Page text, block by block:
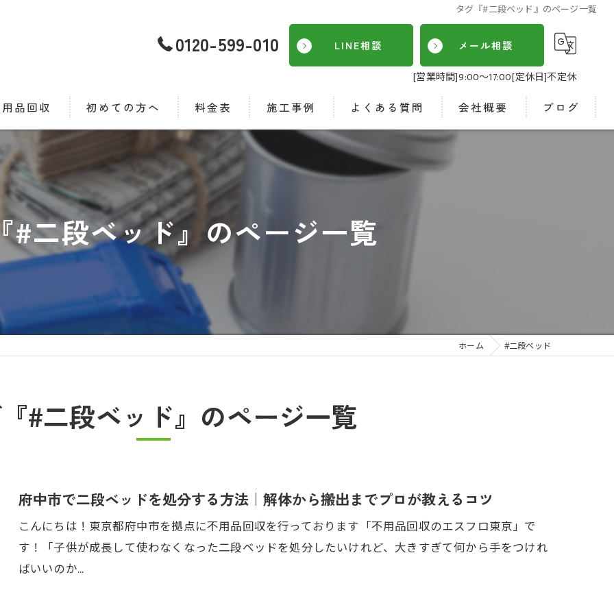
タグ『#二段ベッド』のページ一覧
0120-599-010 LINE相談 メール相談
[営業時間]9:00～17:00[定休日]不定休
品回収
物撤去
屋敷清掃
整理
スクリーニング
初めての方へ
府中市の不用品回収
料金表 施工事例 よくある質問 会社概要 ブログ
#二段ベッド』のページ一覧
ホーム #二段ベッド
#二段ベッド』のページ一覧
府中市で二段ベッドを処分する方法｜解体から搬出までプロが教えるコツ
こんにちは！東京都府中市を拠点に不用品回収を行っております「不用品回収のエスフロ東京」で
す！「子供が成長して使わなくなった二段ベッドを処分したいけれど、大きすぎて何から手をつけれ
ばいいのか…